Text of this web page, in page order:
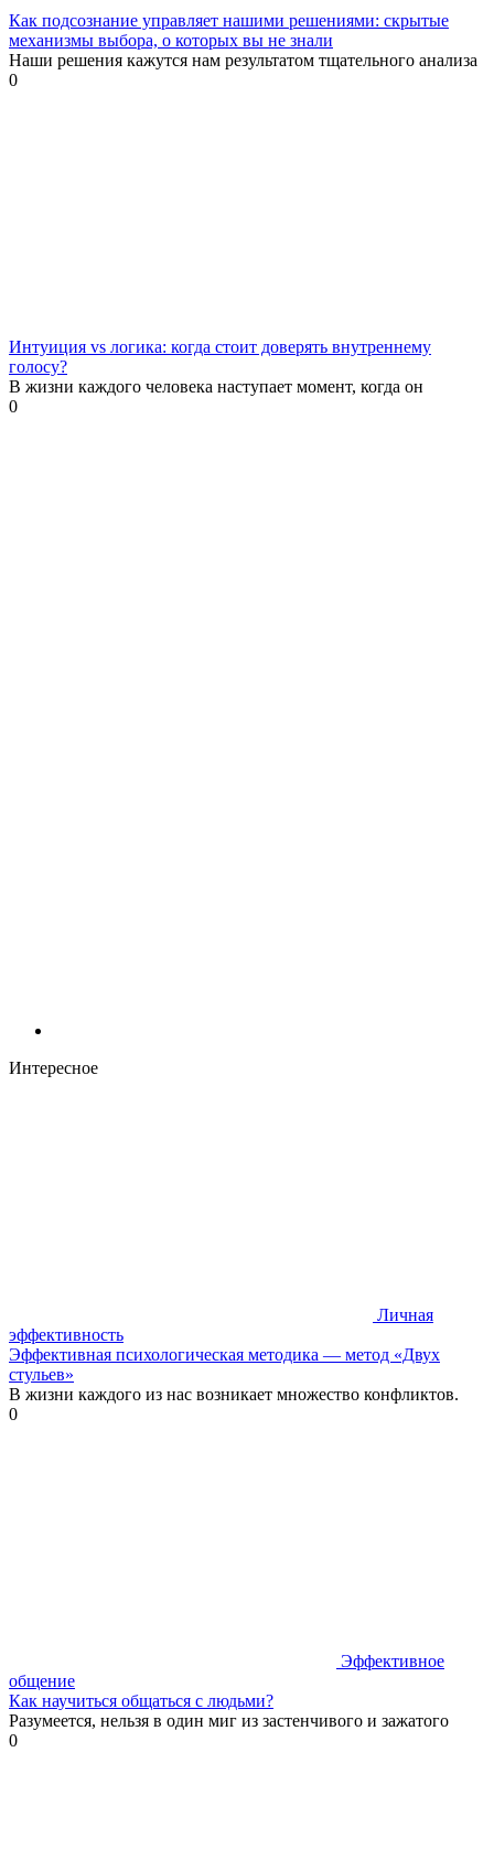
Как подсознание управляет нашими решениями: скрытые
механизмы выбора, о которых вы не знали
Наши решения кажутся нам результатом тщательного анализа
0
Интуиция vs логика: когда стоит доверять внутреннему
голосу?
В жизни каждого человека наступает момент, когда он
0
Интересное
Личная
эффективность
Эффективная психологическая методика — метод «Двух
стульев»
В жизни каждого из нас возникает множество конфликтов.
0
Эффективное
общение
Как научиться общаться с людьми?
Разумеется, нельзя в один миг из застенчивого и зажатого
0